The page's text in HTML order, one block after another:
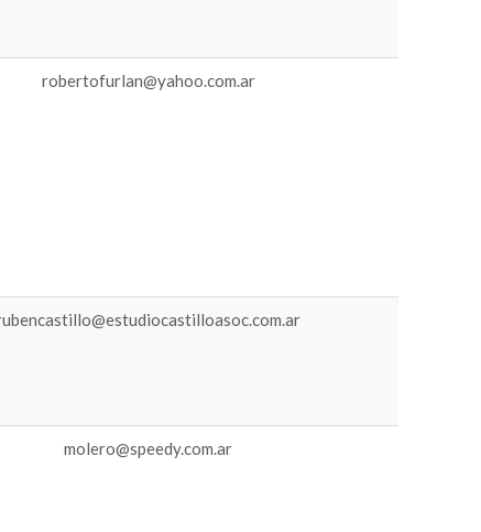
robertofurlan@yahoo.com.ar
molero@speedy.com.ar